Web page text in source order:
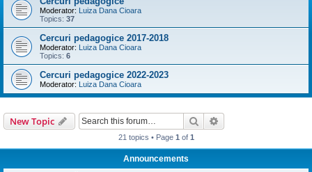
Moderator: Luiza Dana Cioara
Topics: 37
Cercuri pedagogice 2017-2018
Moderator: Luiza Dana Cioara
Topics: 6
Cercuri pedagogice 2022-2023
Moderator: Luiza Dana Cioara
New Topic Search
21 topics • Page 1 of 1
Announcements